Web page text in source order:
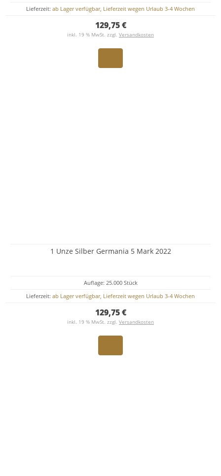
Lieferzeit: ab Lager verfügbar, Lieferzeit wegen Urlaub 3-4 Wochen
129,75 €
inkl. 19 % MwSt. zzgl. Versandkosten
1 Unze Silber Germania 5 Mark 2022
Auflage: 25.000 Stück
Lieferzeit: ab Lager verfügbar, Lieferzeit wegen Urlaub 3-4 Wochen
129,75 €
inkl. 19 % MwSt. zzgl. Versandkosten